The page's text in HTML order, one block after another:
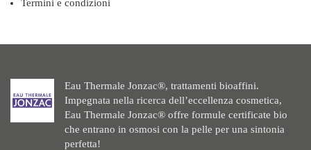
Termini e condizioni
Eau Thermale Jonzac®, trattamenti bioaffini.
Impegnata nella ricerca dell’eccellenza cosmetica,
Eau Thermale Jonzac® offre formule certificate bio
che entrano in osmosi con la pelle per una sintonia
perfetta!